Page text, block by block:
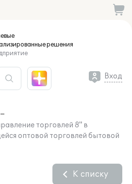
решения
Вход
торговлей 8" в
оптовой торговлей бытовой
К списку